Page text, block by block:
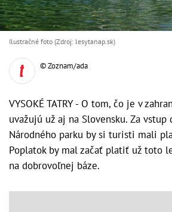
Ilustračné foto (Zdroj: lesytanap.sk)
© Zoznam/ada
VYSOKÉ TATRY - O tom, čo je v
uvažujú už aj na Slovensku. Za vstup
Národného parku by si turisti mali
Poplatok by mal začať platiť už toto
na dobrovoľnej báze.